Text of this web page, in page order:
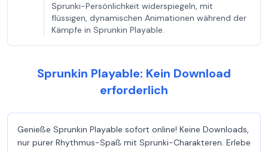
Sprunki-Persönlichkeit widerspiegeln, mit
flüssigen, dynamischen Animationen während der
Kämpfe in Sprunkin Playable.
Sprunkin Playable: Kein Download
erforderlich
Genieße Sprunkin Playable sofort online! Keine Downloads,
nur purer Rhythmus-Spaß mit Sprunki-Charakteren. Erlebe